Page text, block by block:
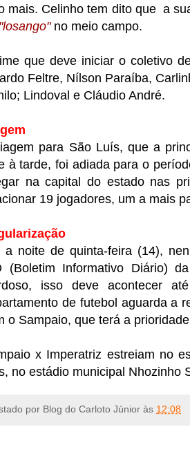
mais. Celinho tem dito que a
"losango"no meio campo.
que deve iniciar o coletivo
Feltre, Nílson Paraíba,
Lindoval e Cláudio André.
para São Luís, que a
à tarde, foi adiada para o
na capital do estado nas
19 jogadores, um a mais
a noite de quinta-feira (14),
(Boletim Informativo Diário)
isso deve acontecer
de futebol aguarda a
o Sampaio, que terá a
x Imperatriz estreiam no
no estádio municipal Nhozinho
por Blog do Carloto Júnior às 12:08